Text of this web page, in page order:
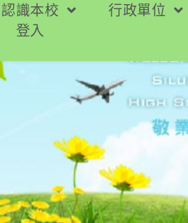
認識本校 行政單位
登入